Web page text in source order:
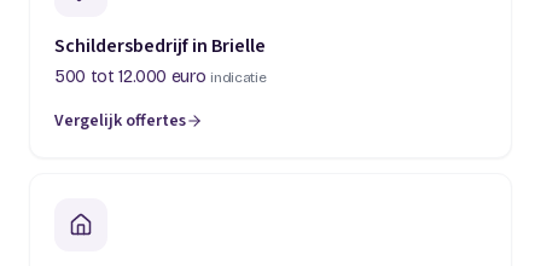
Schildersbedrijf in Brielle
500 tot 12.000 euro indicatie
Vergelijk offertes